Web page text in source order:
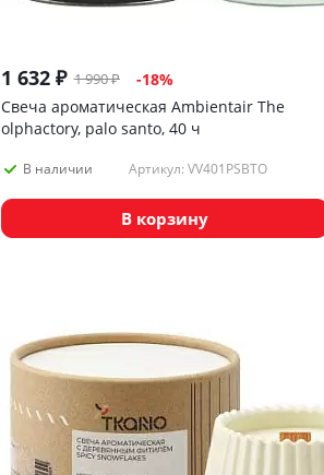
1 632₽ 1 990₽ -18%
Свеча ароматическая Ambientair Тhe
olphactory, palo santo, 40 ч
В наличии Артикул: VV401PSBTO
В корзину